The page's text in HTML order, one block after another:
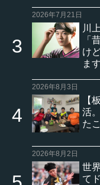
2026年7月21日
川
「
け
ま
2026年8月3日
【
活
た
2026年8月2日
世
て